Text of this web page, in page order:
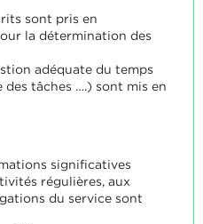
sont pris en
la détermination des
adéquate du temps
des tâches ….) sont mis en
significatives
régulières, aux
du service sont